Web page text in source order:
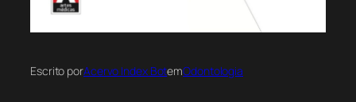
Escrito porAcervo Index BotemOdontologia